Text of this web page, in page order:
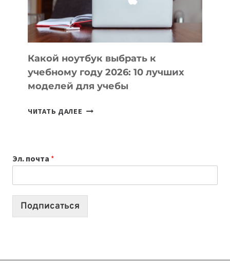
БЕЗ
СЛОЖНОГО
КОДА
Какой ноутбук выбрать к
учебному году 2026: 10 лучших
моделей для учебы
ЧИТАТЬ ДАЛЕЕ КАКОЙ
2026:
10
Эл. почта *
Подписаться